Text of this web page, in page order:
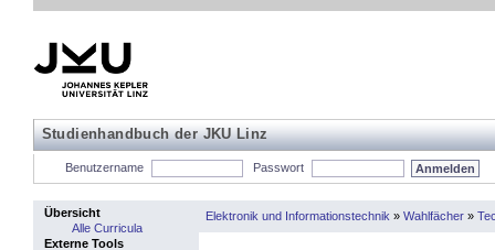
Studienhandbuch der JKU Linz
Benutzername Passwort
Übersicht
Alle Curricula
Externe Tools
Elektronik und Informationstechnik » Wahlfächer »